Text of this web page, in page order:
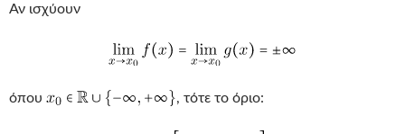
Αν ισχύουν
όπου , τότε το όριο: